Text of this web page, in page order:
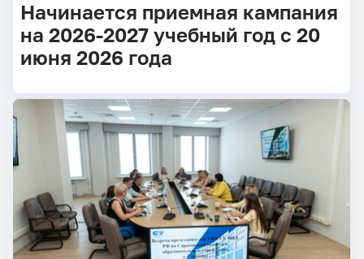
Начинается приемная кампания
на 2026-2027 учебный год с 20
июня 2026 года